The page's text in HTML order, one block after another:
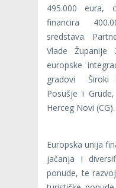
495.000 eura,
financira
sredstava.
Vlade Županije
europske
gradovi Široki
Posušje i
Herceg Novi (CG).
Europska unija
jačanja i
ponude, te